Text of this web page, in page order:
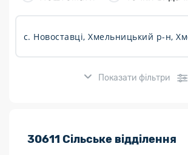
Показати фільтри
Розклад роботи:
30611 Сільське відділення